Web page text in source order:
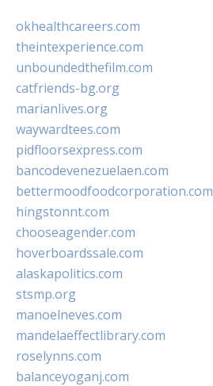
okhealthcareers.com
theintexperience.com
unboundedthefilm.com
catfriends-bg.org
marianlives.org
waywardtees.com
pidfloorsexpress.com
bancodevenezuelaen.com
bettermoodfoodcorporation.com
hingstonnt.com
chooseagender.com
hoverboardssale.com
alaskapolitics.com
stsmp.org
manoelneves.com
mandelaeffectlibrary.com
roselynns.com
balanceyoganj.com